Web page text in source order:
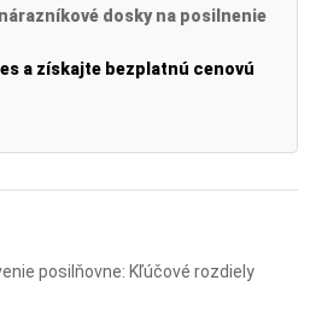
dosky na posilnenie
a získajte bezplatnú cenovú
posilňovne: Kľúčové rozdiely